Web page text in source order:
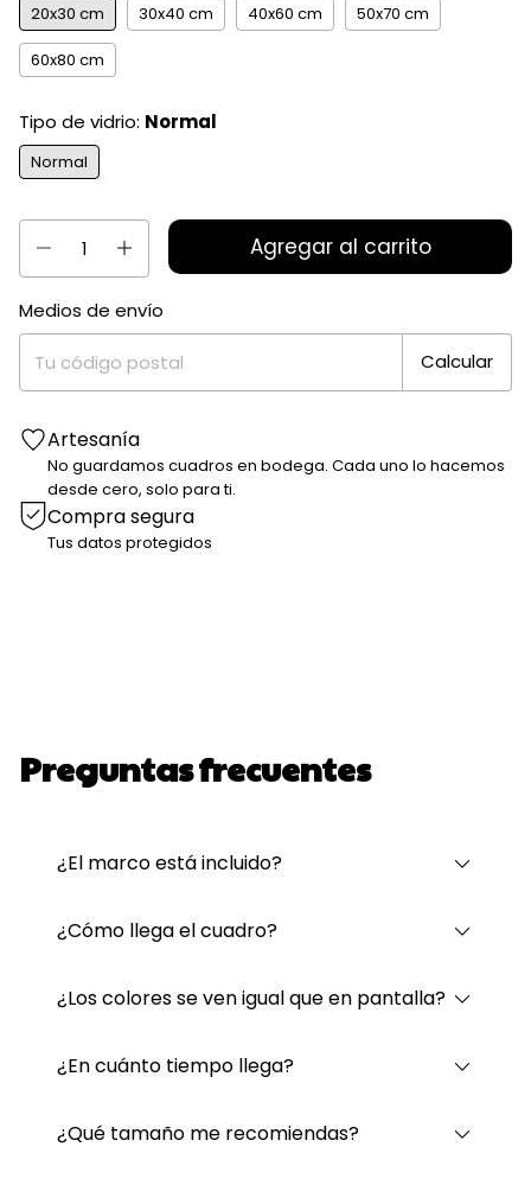
20x30 cm 30x40 cm 40x60 cm 50x70 cm
60x80 cm
Tipo de vidrio: Normal
Normal
Entregas para el CP:
Medios de envío
Calcular
Artesanía
No guardamos cuadros en bodega. Cada uno lo hacemos
desde cero, solo para ti.
Compra segura
Tus datos protegidos
Preguntas frecuentes
¿El marco está incluido?
¿Cómo llega el cuadro?
¿Los colores se ven igual que en pantalla?
¿En cuánto tiempo llega?
¿Qué tamaño me recomiendas?